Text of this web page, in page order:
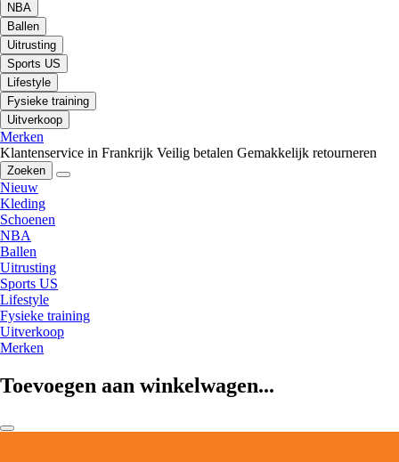
NBA
Ballen
Uitrusting
Sports US
Lifestyle
Fysieke training
Uitverkoop
Merken
Klantenservice in Frankrijk Veilig betalen Gemakkelijk retourneren
Zoeken
Nieuw
Kleding
Schoenen
NBA
Ballen
Uitrusting
Sports US
Lifestyle
Fysieke training
Uitverkoop
Merken
Toevoegen aan winkelwagen...